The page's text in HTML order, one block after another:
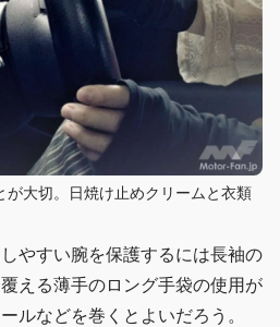
が大切。日焼け止めクリームと衣類
やすい腕を保護するには長袖の
える薄手のロング手袋の使用が
ルなどを巻くとよいだろう。